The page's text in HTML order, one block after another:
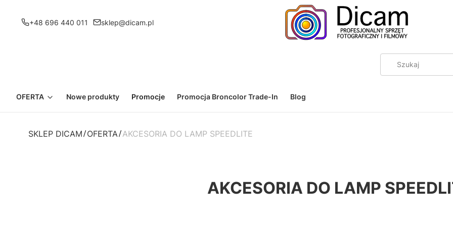
+48 696 440 011 sklep@dicam.pl
OFERTA Nowe produkty Promocje Promocja Broncolor Trade-In Blog
SKLEP DICAM OFERTA AKCESORIA DO LAMP SPEEDLITE
AKCESORIA DO LAMP